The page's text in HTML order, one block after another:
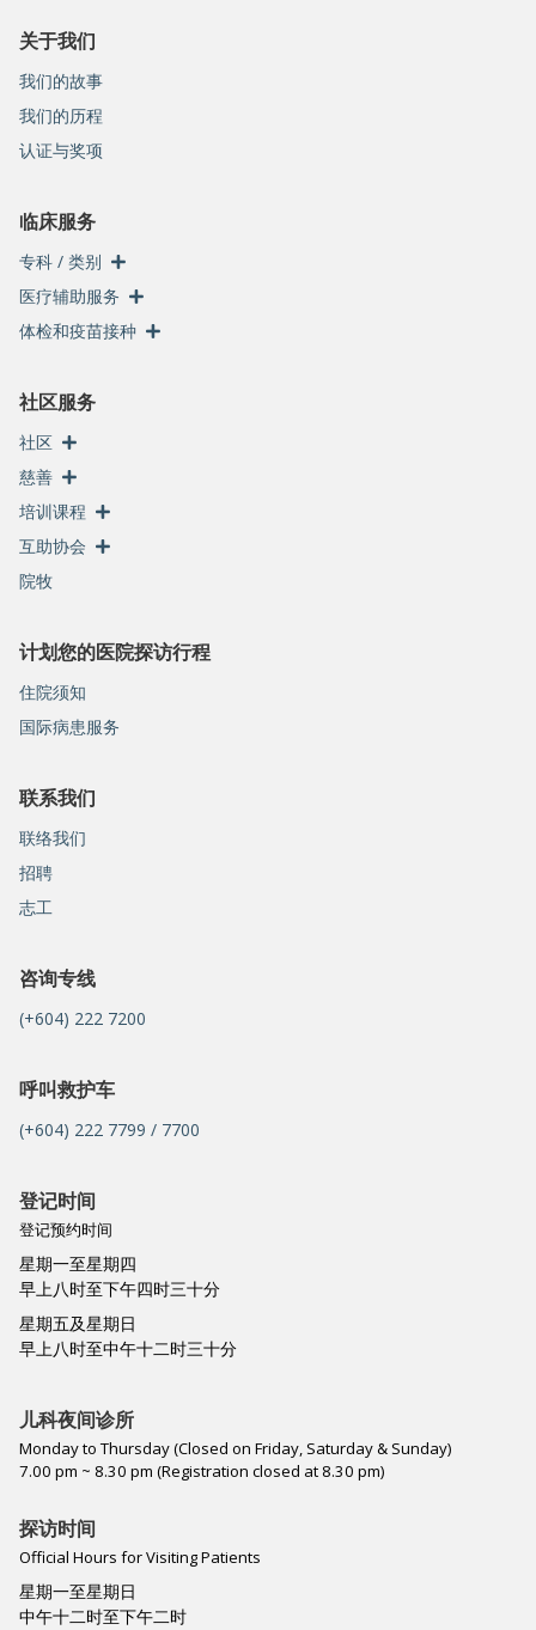
关于我们
我们的故事
我们的历程
认证与奖项
临床服务
专科 / 类别
医疗辅助服务
体检和疫苗接种
社区服务
社区
慈善
培训课程
互助协会
院牧
计划您的医院探访行程
住院须知
国际病患服务
联系我们
联络我们
招聘
志工
咨询专线
(+604) 222 7200
呼叫救护车
(+604) 222 7799 / 7700
登记时间
登记预约时间
星期一至星期四
早上八时至下午四时三十分
星期五及星期日
早上八时至中午十二时三十分
儿科夜间诊所
Monday to Thursday (Closed on Friday, Saturday & Sunday)
7.00 pm ~ 8.30 pm (Registration closed at 8.30 pm)
探访时间
Official Hours for Visiting Patients
星期一至星期日
中午十二时至下午二时